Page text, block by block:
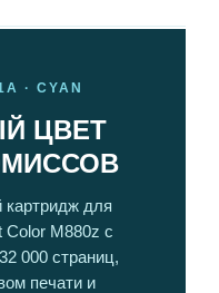
· CYAN
ЦВЕТ
для
Color M880z с
000 страниц,
печати и